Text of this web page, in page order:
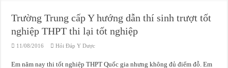
Trường Trung cấp Y hướng dẫn thí sinh trượt tốt
nghiệp THPT thi lại tốt nghiệp
11/08/2016 Hỏi Đáp Y Dược
Em năm nay thi tốt nghiệp THPT Quốc gia nhưng không đủ điểm đỗ. Em